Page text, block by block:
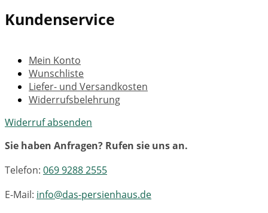
Kundenservice
Mein Konto
Wunschliste
Liefer- und Versandkosten
Widerrufsbelehrung
Widerruf absenden
Sie haben Anfragen? Rufen sie uns an.
Telefon: 069 9288 2555
E-Mail: info@das-persienhaus.de